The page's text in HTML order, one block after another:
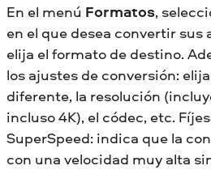
En el menú Formatos,
en el que desea convertir
elija el formato de destino.
los ajustes de conversión:
diferente, la resolución
incluso 4K), el códec, etc.
SuperSpeed: indica que la
con una velocidad muy alta